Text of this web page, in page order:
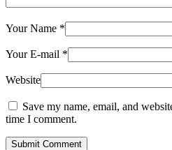
Your Name *
Your E-mail *
Website
Save my name, email, and
time I comment.
Submit Comment